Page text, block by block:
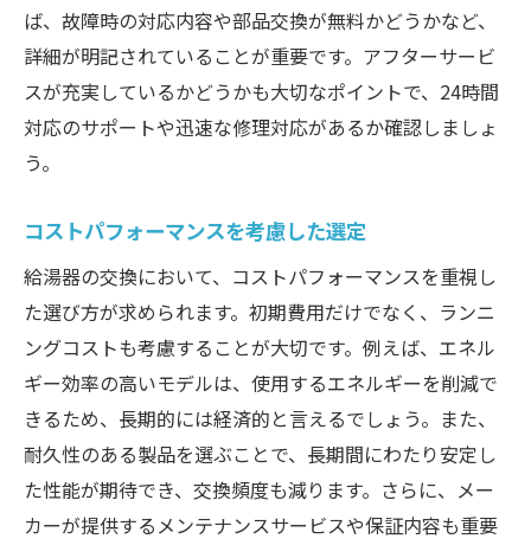
ば、故障時の対応内容や部品交換が無料かどうかなど、
詳細が明記されていることが重要です。アフターサービ
スが充実しているかどうかも大切なポイントで、24時間
対応のサポートや迅速な修理対応があるか確認しましょ
う。
コストパフォーマンスを考慮した選定
給湯器の交換において、コストパフォーマンスを重視し
た選び方が求められます。初期費用だけでなく、ランニ
ングコストも考慮することが大切です。例えば、エネル
ギー効率の高いモデルは、使用するエネルギーを削減で
きるため、長期的には経済的と言えるでしょう。また、
耐久性のある製品を選ぶことで、長期間にわたり安定し
た性能が期待でき、交換頻度も減ります。さらに、メー
カーが提供するメンテナンスサービスや保証内容も重要